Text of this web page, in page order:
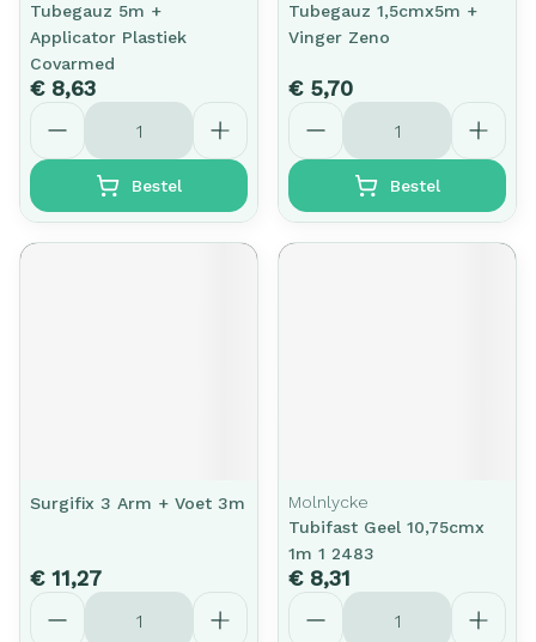
Tubegauz 5m +
Applicator Plastiek
Covarmed
€ 8,63
Aantal
Bestel
Tubegauz 1,5cmx5m +
Vinger Zeno
€ 5,70
Aantal
Bestel
Surgifix 3 Arm + Voet 3m
€ 11,27
Aantal
Molnlycke
Tubifast Geel 10,75cmx
1m 1 2483
€ 8,31
Aantal